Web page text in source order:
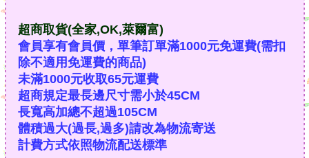
超商取貨(全家,OK,萊爾富)
會員享有會員價，單筆訂單滿1000元免運費(需扣
除不適用免運費的商品)
未滿1000元收取65元運費
超商規定最長邊尺寸需小於45CM
長寬高加總不超過105CM
體積過大(過長,過多)請改為物流寄送
計費方式依照物流配送標準